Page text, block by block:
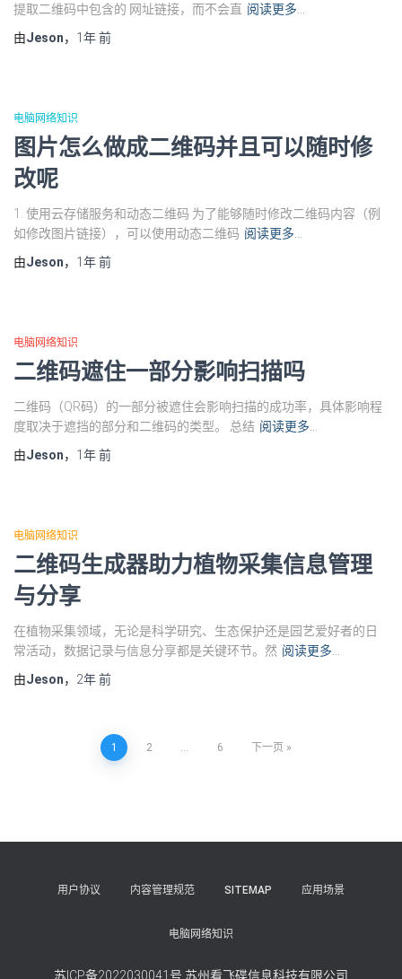
提取二维码中包含的 网址链接，而不会直 阅读更多…
由Jeson， 1年前
电脑网络知识
图片怎么做成二维码并且可以随时修
改呢
1. 使用云存储服务和动态二维码 为了能够随时修改二维码内容（例
如修改图片链接），可以使用动态二维码 阅读更多…
由Jeson， 1年前
电脑网络知识
二维码遮住一部分影响扫描吗
二维码（QR码）的一部分被遮住会影响扫描的成功率，具体影响程
度取决于遮挡的部分和二维码的类型。 总结 阅读更多…
由Jeson， 1年前
电脑网络知识
二维码生成器助力植物采集信息管理
与分享
在植物采集领域，无论是科学研究、生态保护还是园艺爱好者的日
常活动，数据记录与信息分享都是关键环节。然 阅读更多…
由Jeson， 2年前
导
1 2 … 6 下一页
用户协议 内容管理规范 SITEMAP 应用场景
电脑网络知识
苏ICP备2022030041号 苏州看飞碟信息科技有限公司